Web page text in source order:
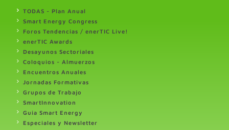
TODAS - Plan Anual
Smart Energy Congress
Foros Tendencias / enerTIC Live!
enerTIC Awards
Desayunos Sectoriales
Coloquios - Almuerzos
Encuentros Anuales
Jornadas Formativas
Grupos de Trabajo
SmartInnovation
Guia Smart Energy
Especiales y Newsletter